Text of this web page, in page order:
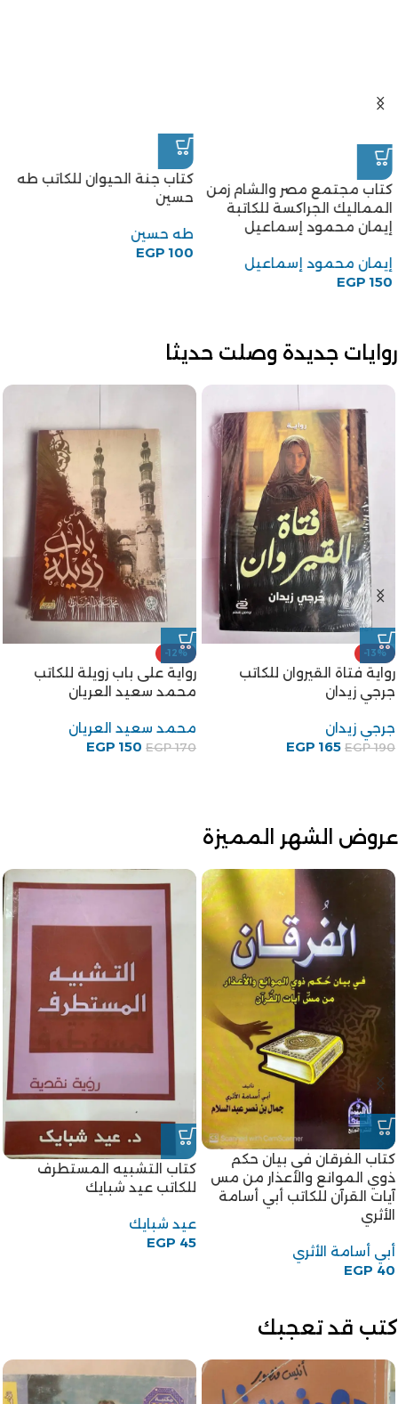
كتاب مجتمع مصر والشام زمن
المماليك الجراكسة للكاتبة
إيمان محمود إسماعيل
إيمان محمود إسماعيل
EGP 150
كتاب جنة الحيوان للكاتب طه
حسين
طه حسين
EGP 100
روايات جديدة وصلت حديثا
-25%
رواية شجرة الدر للكاتب محمد
سعيد العريان
محمد سعيد العريان
EGP100
EGP75
-12%
رواية أبو دولامة مضحك
الخليفة للكاتب على احمد
علي أحمد باكثير
عروض الشهر المميزة
كتاب الفرقان في بيان حكم
ذوي الموانع والأعذار من مس
آيات القرآن للكاتب أبي أسامة
الأثري
أبي أسامة الأثري
EGP 40
كتاب التشبيه المستطرف
للكاتب عيد شبايك
عيد شبايك
EGP 45
كتب قد تعجبك